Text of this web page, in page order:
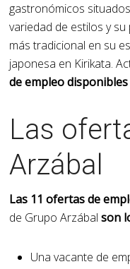
gastronómicos
variedad de estilos y
más tradicional en su
japonesa en Kirikata.
de empleo
Las
Arzábal
Las 11 ofertas de
de Grupo Arzábal son
Una vacante de